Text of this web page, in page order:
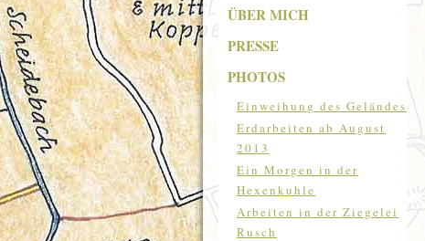
ÜBER MICH
PRESSE
PHOTOS
Einweihung des Geländes
Erdarbeiten ab August
2013
Ein Morgen in der
Hexenkuhle
Arbeiten in der Ziegelei
Rusch